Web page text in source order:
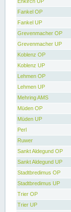
Fankel OP
Fankel UP
Grevenmacher OP
Grevenmacher UP
Koblenz OP
Koblenz UP
Lehmen OP
Lehmen UP
Mehring AMS
Müden OP
Müden UP
Perl
Ruwer
Sankt Aldegund OP
Sankt Aldegund UP
Stadtbredimus OP
Stadtbredimus UP
Trier OP
Trier UP